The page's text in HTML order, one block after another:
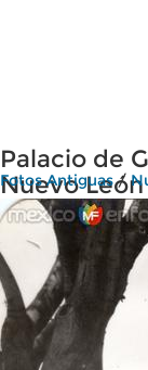
Palacio de
Nuevo León
Fotos Antiguas/